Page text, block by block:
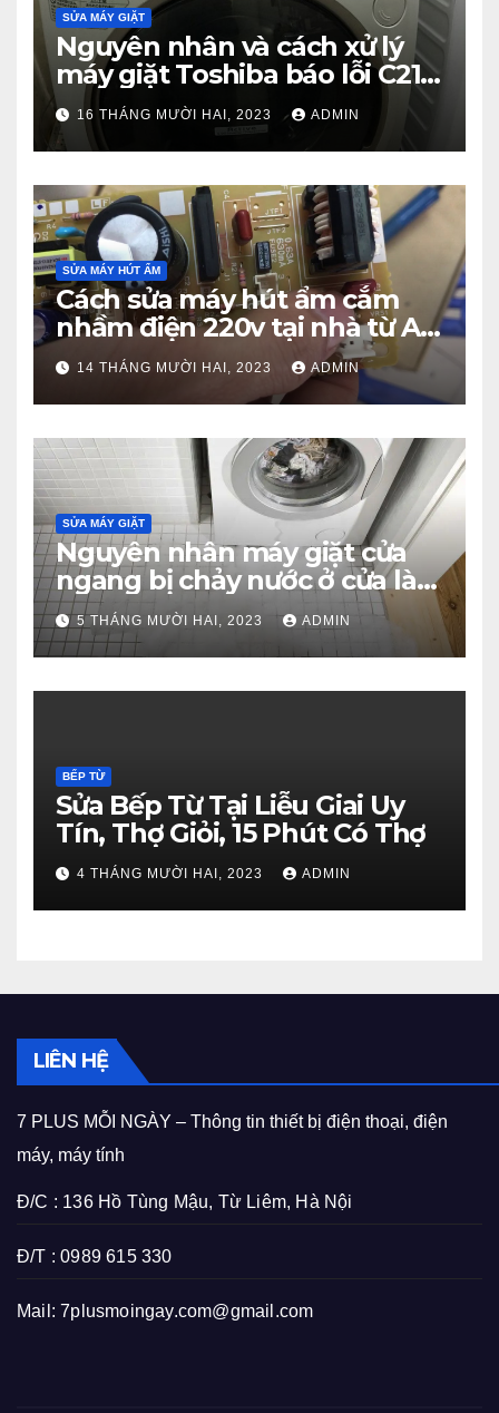
SỬA MÁY GIẶT
Nguyên nhân và cách xử lý
máy giặt Toshiba báo lỗi C21
từ A – Z
16 THÁNG MƯỜI HAI, 2023 ADMIN
SỬA MÁY HÚT ẨM
Cách sửa máy hút ẩm cắm
nhầm điện 220v tại nhà từ A –
Z
14 THÁNG MƯỜI HAI, 2023 ADMIN
SỬA MÁY GIẶT
Nguyên nhân máy giặt cửa
ngang bị chảy nước ở cửa là
gì?5 THÁNG MƯỜI HAI, 2023 ADMIN
BẾP TỪ
Sửa Bếp Từ Tại Liễu Giai Uy
Tín, Thợ Giỏi, 15 Phút Có Thợ
4 THÁNG MƯỜI HAI, 2023 ADMIN
LIÊN HỆ
7 PLUS MỖI NGÀY – Thông tin thiết bị điện thoại, điện
máy, máy tính
Đ/C : 136 Hồ Tùng Mậu, Từ Liêm, Hà Nội
Đ/T : 0989 615 330
Mail:7plusmoingay.com@gmail.com